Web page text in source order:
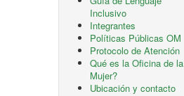
Inclusivo
Integrantes
Políticas Públicas OM
Protocolo de Atención
Qué es la Oficina de la
Mujer?
Ubicación y contacto